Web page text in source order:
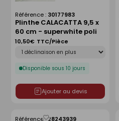
Ajouter au devis
Plinthe CALACATTA 9,5 x
Déclinaison
Disponible sous 10 jours
10,50€ TTC/Pièce
Enregistrer
comme